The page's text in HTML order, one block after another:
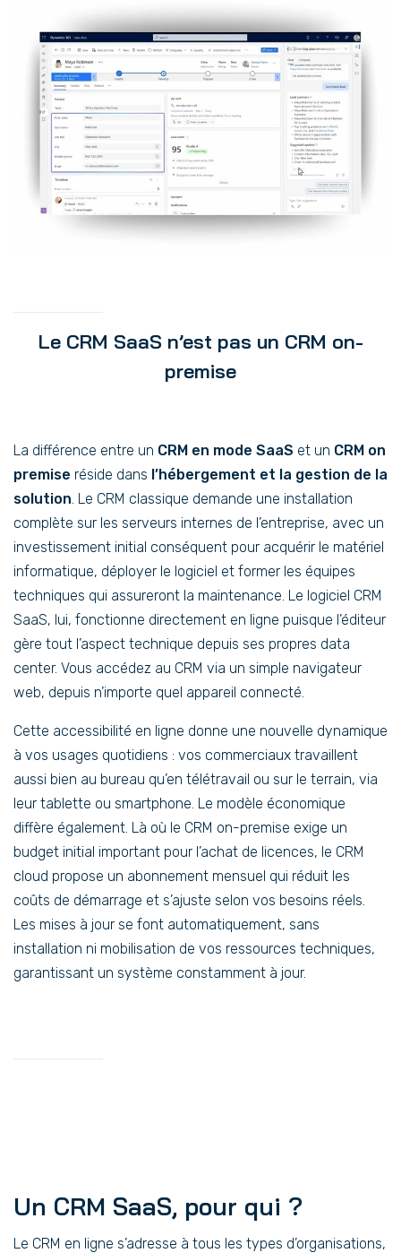
Le CRM SaaS n’est pas un CRM on-
premise
La différence entre un CRM en mode SaaS et un CRM on
premise réside dans l’hébergement et la gestion de la
solution. Le CRM classique demande une installation
complète sur les serveurs internes de l’entreprise, avec un
investissement initial conséquent pour acquérir le matériel
informatique, déployer le logiciel et former les équipes
techniques qui assureront la maintenance. Le logiciel CRM
SaaS, lui, fonctionne directement en ligne puisque l’éditeur
gère tout l’aspect technique depuis ses propres data
center. Vous accédez au CRM via un simple navigateur
web, depuis n’importe quel appareil connecté.
Cette accessibilité en ligne donne une nouvelle dynamique
à vos usages quotidiens : vos commerciaux travaillent
aussi bien au bureau qu’en télétravail ou sur le terrain, via
leur tablette ou smartphone. Le modèle économique
diffère également. Là où le CRM on-premise exige un
budget initial important pour l’achat de licences, le CRM
cloud propose un abonnement mensuel qui réduit les
coûts de démarrage et s’ajuste selon vos besoins réels.
Les mises à jour se font automatiquement, sans
installation ni mobilisation de vos ressources techniques,
garantissant un système constamment à jour.
Un CRM SaaS, pour qui ?
Le CRM en ligne s’adresse à tous les types d’organisations,